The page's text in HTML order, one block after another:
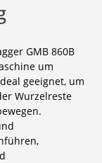
GMB 860B
um
geeignet, um
Wurzelreste